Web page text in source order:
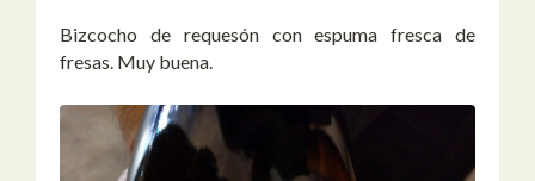
Bizcocho de requesón con espuma fresca de
fresas. Muy buena.